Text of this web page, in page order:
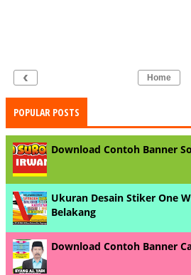
‹ Home
POPULAR POSTS
Download Contoh Banner
Ukuran Desain Stiker One
Belakang
Download Contoh Banner